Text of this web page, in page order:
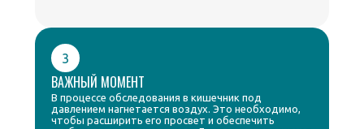
3
ВАЖНЫЙ МОМЕНТ
В процессе обследования в кишечник под
давлением нагнетается воздух. Это необходимо,
чтобы расширить его просвет и обеспечить